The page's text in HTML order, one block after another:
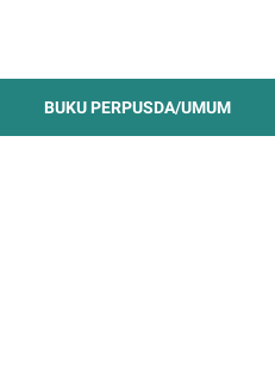
BUKU PERPUSDA/UMUM